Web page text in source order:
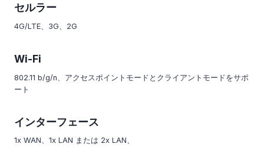
セルラー
4G/LTE、3G、2G
Wi-Fi
802.11 b/g/n、アクセスポイントモードとクライアントモードをサポ
ート
インターフェース
1x WAN、1x LAN または 2x LAN、